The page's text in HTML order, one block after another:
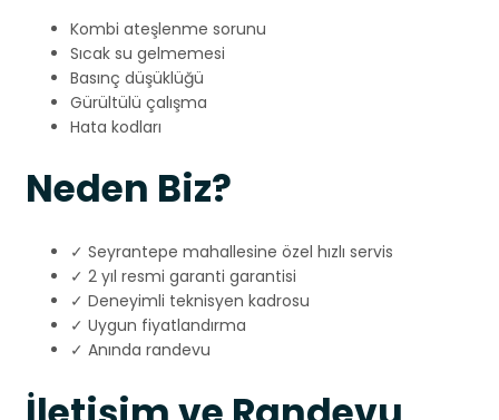
Kombi ateşlenme sorunu
Sıcak su gelmemesi
Basınç düşüklüğü
Gürültülü çalışma
Hata kodları
Neden Biz?
✓ Seyrantepe mahallesine özel hızlı servis
✓ 2 yıl resmi garanti garantisi
✓ Deneyimli teknisyen kadrosu
✓ Uygun fiyatlandırma
✓ Anında randevu